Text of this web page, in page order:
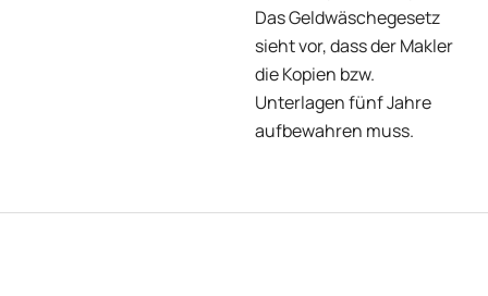
Das Geldwäschegesetz
sieht vor, dass der Makler
die Kopien bzw.
Unterlagen fünf Jahre
aufbewahren muss.